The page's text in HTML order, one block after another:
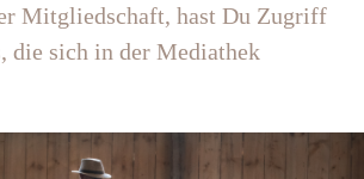
Mitgliedschaft, hast Du Zugriff
die sich in der Mediathek